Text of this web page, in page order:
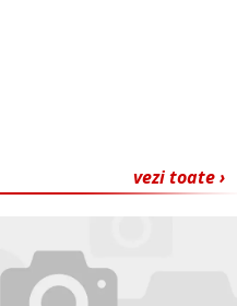
vezi toate ›